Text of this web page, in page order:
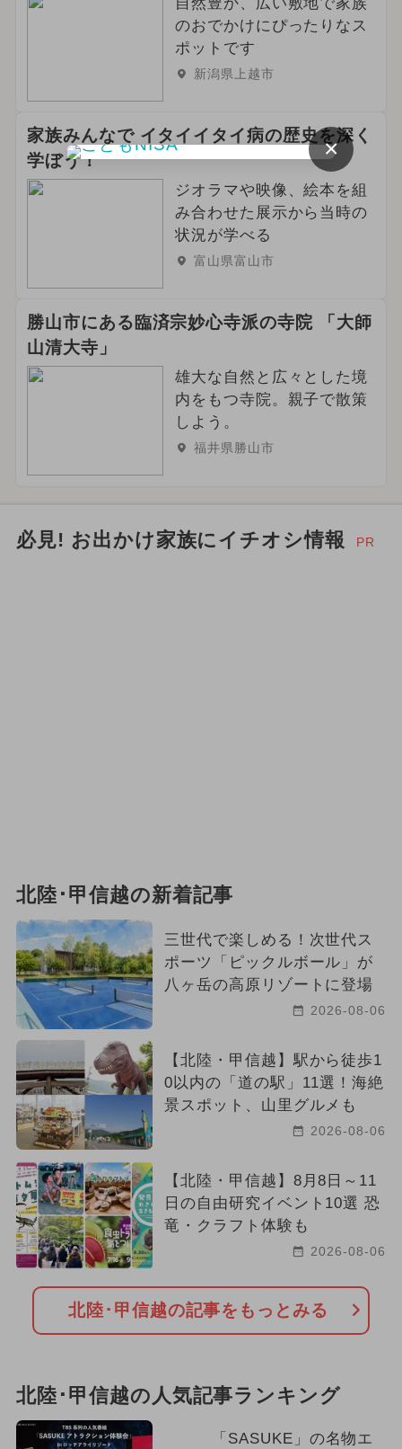
2024年9月のイベント 花火
2025年6月のイベント
イルミネーション スポーツ
2026年2月のイベント
2024年2月のイベント 春休み
自然豊か、広い敷地で家族
のおでかけにぴったりなス
ポットです
新潟県上越市
家族みんなで イタイイタイ病の歴史を深く
学ぼう！
ジオラマや映像、絵本を組
み合わせた展示から当時の
状況が学べる
富山県富山市
勝山市にある臨済宗妙心寺派の寺院 「大師
山清大寺」
雄大な自然と広々とした境
内をもつ寺院。親子で散策
しよう。
福井県勝山市
必見! お出かけ家族にイチオシ情報 PR
北陸･甲信越の新着記事
三世代で楽しめる！次世代ス
ポーツ「ピックルボール」が
八ヶ岳の高原リゾートに登場
2026-08-06
【北陸・甲信越】駅から徒歩1
0以内の「道の駅」11選！海絶
景スポット、山里グルメも
2026-08-06
【北陸・甲信越】8月8日～11
日の自由研究イベント10選 恐
竜・クラフト体験も
2026-08-06
北陸･甲信越の記事をもっとみる
北陸･甲信越の人気記事ランキング
「SASUKE」の名物エ
×